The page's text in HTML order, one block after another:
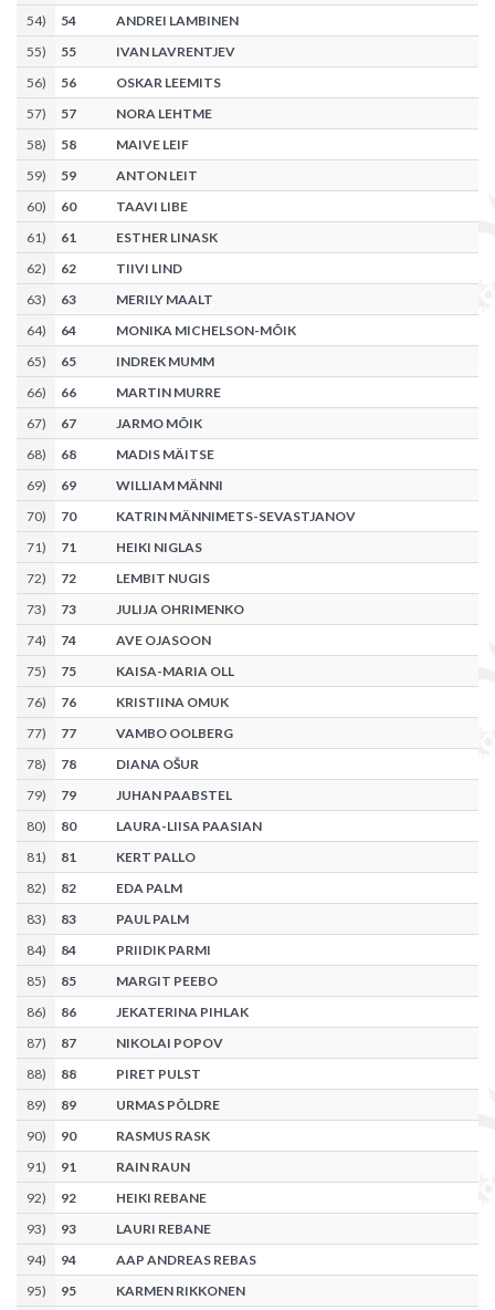
54) 54
ANDREI LAMBINEN
55) 55
IVAN LAVRENTJEV
56) 56
OSKAR LEEMITS
57) 57
NORA LEHTME
58) 58
MAIVE LEIF
59) 59
ANTON LEIT
60) 60
TAAVI LIBE
61) 61
ESTHER LINASK
62) 62
TIIVI LIND
63) 63
MERILY MAALT
64) 64
MONIKA MICHELSON-MÕIK
65) 65
INDREK MUMM
66) 66
MARTIN MURRE
67) 67
JARMO MÕIK
68) 68
MADIS MÄITSE
69) 69
WILLIAM MÄNNI
70) 70
KATRIN MÄNNIMETS-SEVASTJANOV
71) 71
HEIKI NIGLAS
72) 72
LEMBIT NUGIS
73) 73
JULIJA OHRIMENKO
74) 74
AVE OJASOON
75) 75
KAISA-MARIA OLL
76) 76
KRISTIINA OMUK
77) 77
VAMBO OOLBERG
78) 78
DIANA OŠUR
79) 79
JUHAN PAABSTEL
80) 80
LAURA-LIISA PAASIAN
81) 81
KERT PALLO
82) 82
EDA PALM
83) 83
PAUL PALM
84) 84
PRIIDIK PARMI
85) 85
MARGIT PEEBO
86) 86
JEKATERINA PIHLAK
87) 87
NIKOLAI POPOV
88) 88
PIRET PULST
89) 89
URMAS PÕLDRE
90) 90
RASMUS RASK
91) 91
RAIN RAUN
92) 92
HEIKI REBANE
93) 93
LAURI REBANE
94) 94
AAP ANDREAS REBAS
95) 95 KARMEN RIKKONEN